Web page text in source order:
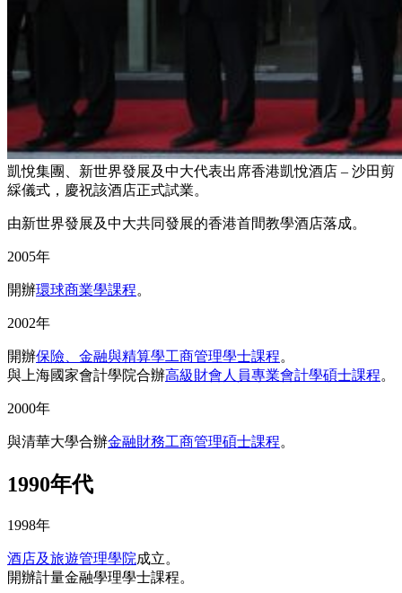
凱悅集團、新世界發展及中大代表出席香港凱悅酒店 – 沙田剪
綵儀式，慶祝該酒店正式試業。
由新世界發展及中大共同發展的香港首間教學酒店落成。
2005年
開辦環球商業學課程。
2002年
開辦保險、金融與精算學工商管理學士課程。
與上海國家會計學院合辦高級財會人員專業會計學碩士課程。
2000年
與清華大學合辦金融財務工商管理碩士課程。
1990年代
1998年
酒店及旅遊管理學院成立。
開辦計量金融學理學士課程。